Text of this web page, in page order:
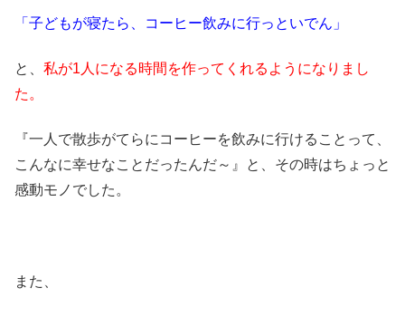
「子どもが寝たら、コーヒー飲みに行っといでん」
と、 私が1人になる時間を作ってくれるようになりまし
た。
『一人で散歩がてらにコーヒーを飲みに行けることって、
こんなに幸せなことだったんだ～』と、その時はちょっと
感動モノでした。
また、